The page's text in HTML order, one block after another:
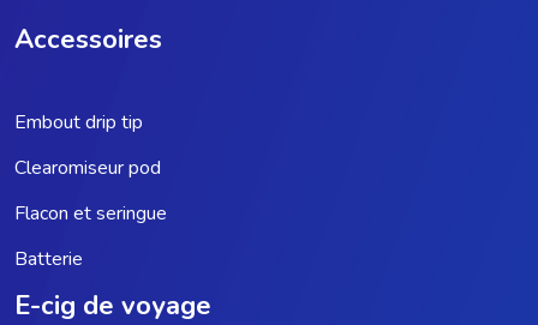
Accessoires
Embout drip tip
Clearomiseur pod
Flacon et seringue
Batterie
E-cig de voyage